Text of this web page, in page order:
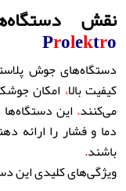
نقش
Prolektro
دستگاه‌های جوش
کیفیت بالا، امکان
می‌کنند. این
دما و فشار را ارائه
باشند.
ویژگی‌های کلیدی این